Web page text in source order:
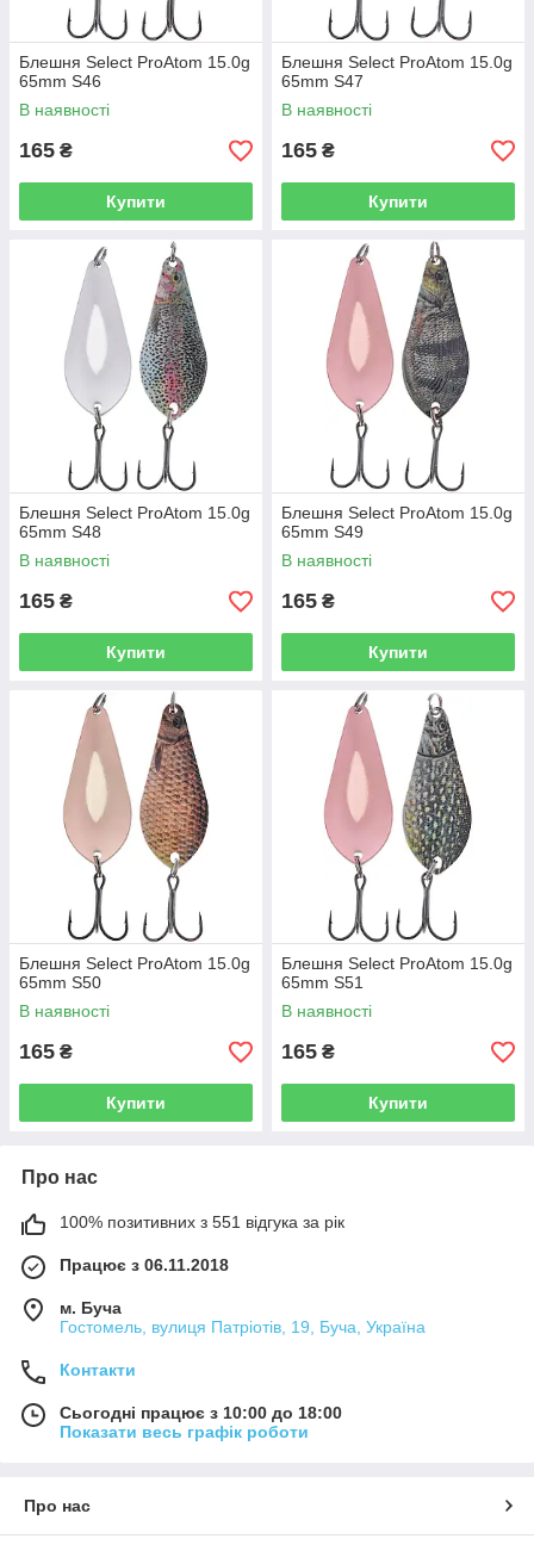
Блешня Select ProAtom 15.0g
65mm S46
В наявності
165 ₴
Купити
Блешня Select ProAtom 15.0g
65mm S47
В наявності
165 ₴
Купити
Блешня Select ProAtom 15.0g
65mm S48
В наявності
165 ₴
Купити
Блешня Select ProAtom 15.0g
65mm S49
В наявності
165 ₴
Купити
Блешня Select ProAtom 15.0g
65mm S50
В наявності
165 ₴
Купити
Блешня Select ProAtom 15.0g
65mm S51
В наявності
165 ₴
Купити
Про нас
100% позитивних з 551 відгука за рік
Працює з 06.11.2018
м. Буча
Гостомель, вулиця Патріотів, 19, Буча, Україна
Контакти
Сьогодні працює з 10:00 до 18:00
Показати весь графік роботи
Про нас